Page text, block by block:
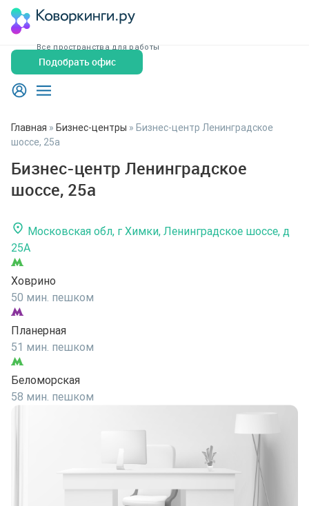
Все пространства для работы
Подобрать офис
Главная » Бизнес-центры » Бизнес-центр Ленинградское
шоссе, 25а
Бизнес-центр Ленинградское
шоссе, 25а
Московская обл, г Химки, Ленинградское шоссе, д
25А
Ховрино
50 мин. пешком
Планерная
51 мин. пешком
Беломорская
58 мин. пешком